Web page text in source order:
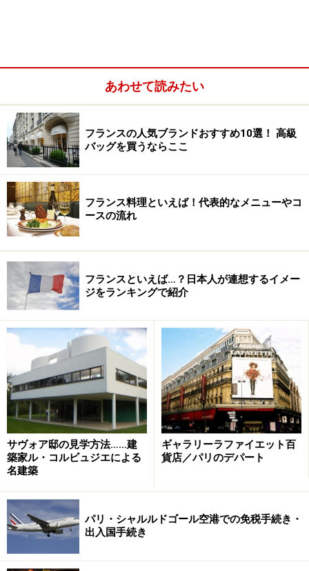
あわせて読みたい
フランスの人気ブランドおすすめ10選！ 高級
バッグを買うならここ
フランス料理といえば！代表的なメニューやコ
ースの流れ
フランスといえば…？日本人が連想するイメー
ジをランキングで紹介
サヴォア邸の見学方法……建
築家ル・コルビュジエによる
名建築
ギャラリーラファイエット百
貨店／パリのデパート
パリ・シャルルドゴール空港での免税手続き・
出入国手続き